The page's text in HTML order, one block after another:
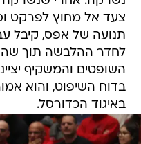
צעד אל מחוץ לפרקט
תנועה של אפס, קיבל
לחדר ההלבשה תוך
השופטים והמשקיף
בדוח השיפוט, והוא
באיגוד הכדורסל.